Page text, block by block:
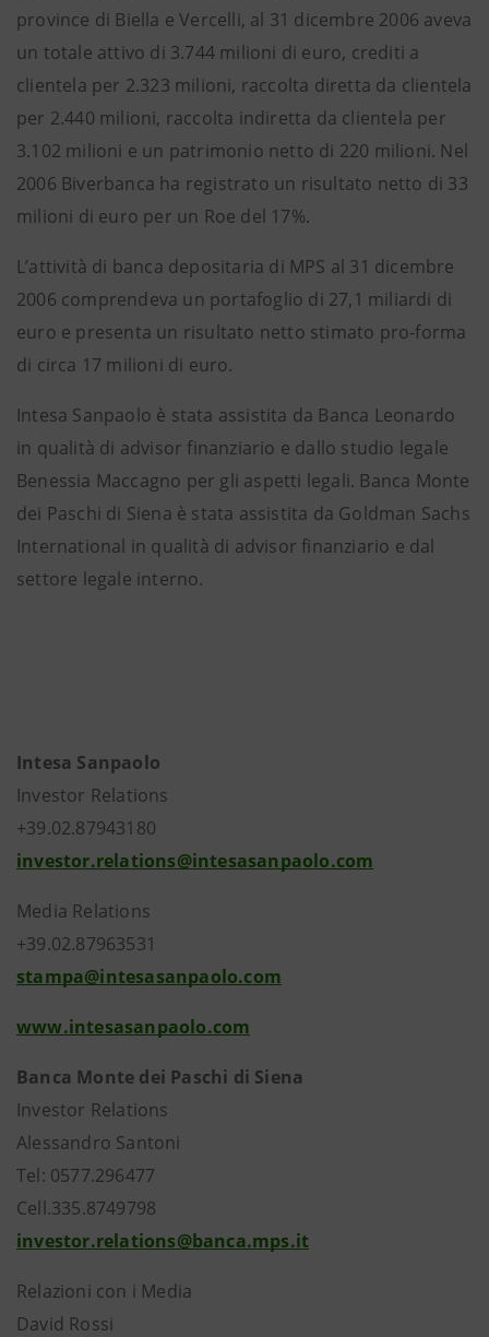
province di Biella e Vercelli, al 31 dicembre 2006 aveva
un totale attivo di 3.744 milioni di euro, crediti a
clientela per 2.323 milioni, raccolta diretta da clientela
per 2.440 milioni, raccolta indiretta da clientela per
3.102 milioni e un patrimonio netto di 220 milioni. Nel
2006 Biverbanca ha registrato un risultato netto di 33
milioni di euro per un Roe del 17%.
L’attività di banca depositaria di MPS al 31 dicembre
2006 comprendeva un portafoglio di 27,1 miliardi di
euro e presenta un risultato netto stimato pro-forma
di circa 17 milioni di euro.
Intesa Sanpaolo è stata assistita da Banca Leonardo
in qualità di advisor finanziario e dallo studio legale
Benessia Maccagno per gli aspetti legali. Banca Monte
dei Paschi di Siena è stata assistita da Goldman Sachs
International in qualità di advisor finanziario e dal
settore legale interno.
Intesa Sanpaolo
Investor Relations
+39.02.87943180
investor.relations@intesasanpaolo.com
Media Relations
+39.02.87963531
stampa@intesasanpaolo.com
www.intesasanpaolo.com
Banca Monte dei Paschi di Siena
Investor Relations
Alessandro Santoni
Tel: 0577.296477
Cell.335.8749798
investor.relations@banca.mps.it
Relazioni con i Media
David Rossi